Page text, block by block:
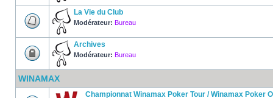
La Vie du Club
Modérateur: Bureau
Archives
Modérateur: Bureau
WINAMAX
Championnat Winamax Poker Tour / Winamax Poker